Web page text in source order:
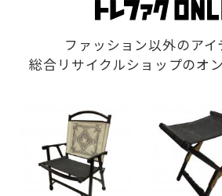
ファッション以外のアイ
総合リサイクルショップのオ